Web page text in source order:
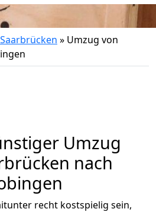
» Umzug von
Umzug
nach
recht kostspielig sein,